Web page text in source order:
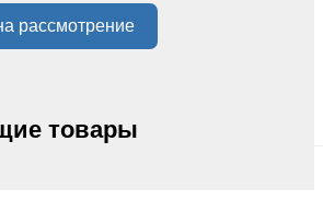
рассмотрение
товары